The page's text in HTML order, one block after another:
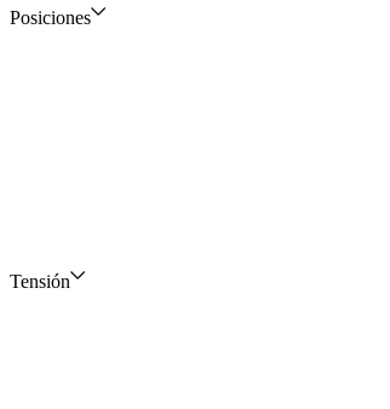
Posiciones
Tensión